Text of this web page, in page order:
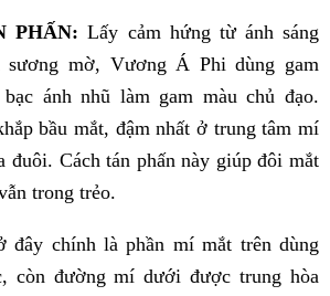
PHẤN: Lấy cảm hứng từ ánh sáng
sương mờ, Vương Á Phi dùng gam
ánh nhũ làm gam màu chủ đạo.
bầu mắt, đậm nhất ở trung tâm mí
đuôi. Cách tán phấn này giúp đôi mắt
trong trẻo.
đây chính là phần mí mắt trên dùng
còn đường mí dưới được trung hòa